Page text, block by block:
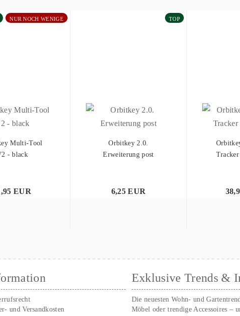
NUR NOCH WENIGE
Multi-Tool
- black
EUR
TOP
Orbitkey 2.0.
Erweiterung post
6,25 EUR
und Versandkosten
Exklusive Trends &
Die neuesten Wohn- und
Möbel oder trendige Accessoires –